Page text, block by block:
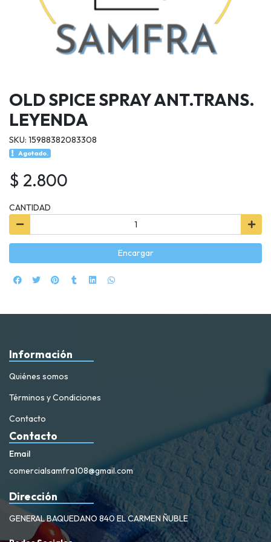
OLD SPICE SPRAY ANT.TRANS.
LEYENDA
SKU: 15988382083308
Agotado.
$ 2.800
CANTIDAD
Encargar
Información
Quiénes somos
Términos y Condiciones
Contacto
Contacto
Email
comercialsamfra108@gmail.com
Dirección
GENERAL BAQUEDANO 840 EL CARMEN ÑUBLE